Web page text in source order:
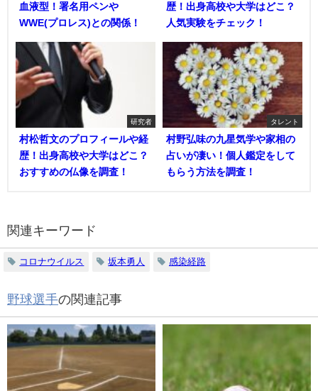
血液型！署名用ペンや
WWE(プロレス)との関係！
歴！出身高校や大学はどこ？
人気実験をチェック！
研究者
村松哲文のプロフィールや経
歴！出身高校や大学はどこ？
おすすめの仏像を調査！
タレント
村野弘味の九星気学や家相の
占いが凄い！個人鑑定をして
もらう方法を調査！
関連キーワード
コロナウイルス 坂本勇人 感染経路
野球選手の関連記事